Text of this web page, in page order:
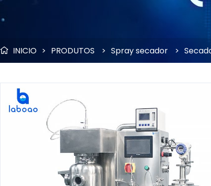
 INICIO > PRODUTOS > Spray secador >